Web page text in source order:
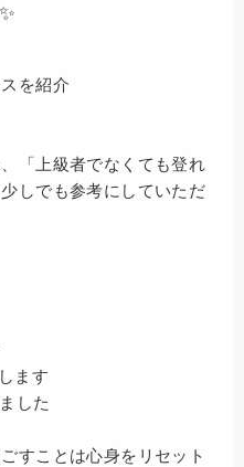
を紹介
「上級者でなくても登れ
しでも参考にしていただ
ます
した
すことは心身をリセット